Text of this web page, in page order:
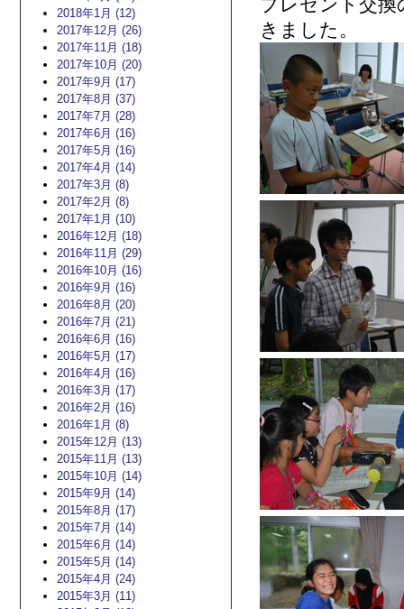
2018年1月 (12)
2017年12月 (26)
2017年11月 (18)
2017年10月 (20)
2017年9月 (17)
2017年8月 (37)
2017年7月 (28)
2017年6月 (16)
2017年5月 (16)
2017年4月 (14)
2017年3月 (8)
2017年2月 (8)
2017年1月 (10)
2016年12月 (18)
2016年11月 (29)
2016年10月 (16)
2016年9月 (16)
2016年8月 (20)
2016年7月 (21)
2016年6月 (16)
2016年5月 (17)
2016年4月 (16)
2016年3月 (17)
2016年2月 (16)
2016年1月 (8)
2015年12月 (13)
2015年11月 (13)
2015年10月 (14)
2015年9月 (14)
2015年8月 (17)
2015年7月 (14)
2015年6月 (14)
2015年5月 (14)
2015年4月 (24)
2015年3月 (11)
プレゼント交
きました。